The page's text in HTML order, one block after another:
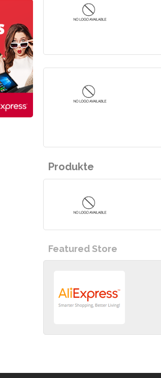
Produkte
Featured Store